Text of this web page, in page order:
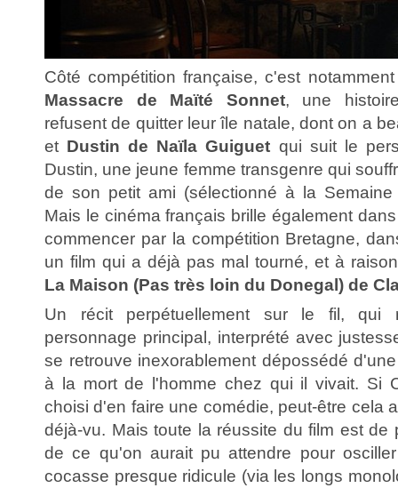
Côté compétition française, c'est
Massacre de Maïté Sonnet, une
refusent de quitter leur île natale, dont on a
et Dustin de Naïla Guiguet qui suit le
Dustin, une jeune femme transgenre qui
de son petit ami (sélectionné à la
Mais le cinéma français brille également
commencer par la compétition Bretagne,
un film qui a déjà pas mal tourné, et à
La Maison (Pas très loin du Donegal) de
Un récit perpétuellement sur le fil, qui
personnage principal, interprété avec
se retrouve inexorablement dépossédé
à la mort de l'homme chez qui il vivait. Si
choisi d'en faire une comédie, peut-être cela
déjà-vu. Mais toute la réussite du film est de
de ce qu'on aurait pu attendre pour
cocasse presque ridicule (via les longs